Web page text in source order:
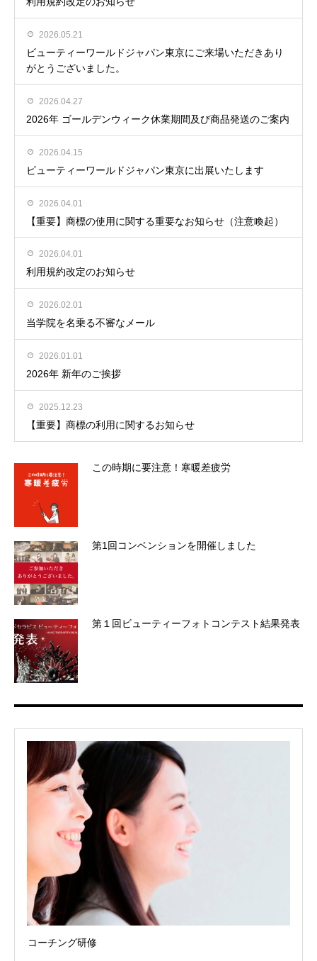
2026.05.21
ビューティーワールドジャパン東京にご来場いただきあり
がとうございました。
2026.04.27
2026年 ゴールデンウィーク休業期間及び商品発送のご案内
2026.04.15
ビューティーワールドジャパン東京に出展いたします
2026.04.01
【重要】商標の使用に関する重要なお知らせ（注意喚起）
2026.04.01
利用規約改定のお知らせ
2026.02.01
当学院を名乗る不審なメール
2026.01.01
2026年 新年のご挨拶
2025.12.23
【重要】商標の利用に関するお知らせ
この時期に要注意！寒暖差疲労
第1回コンベンションを開催しました
第１回ビューティーフォトコンテスト結果発表
コーチング研修